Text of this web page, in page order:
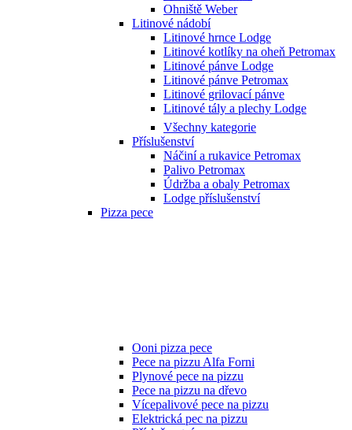
Ohniště Weber
Litinové nádobí
Litinové hrnce Lodge
Litinové kotlíky na oheň Petromax
Litinové pánve Lodge
Litinové pánve Petromax
Litinové grilovací pánve
Litinové tály a plechy Lodge
Všechny kategorie
Příslušenství
Náčiní a rukavice Petromax
Palivo Petromax
Údržba a obaly Petromax
Lodge příslušenství
Pizza pece
Ooni pizza pece
Pece na pizzu Alfa Forni
Plynové pece na pizzu
Pece na pizzu na dřevo
Vícepalivové pece na pizzu
Elektrická pec na pizzu